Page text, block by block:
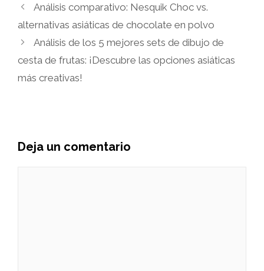
Análisis comparativo: Nesquik Choc vs.
alternativas asiáticas de chocolate en polvo
Análisis de los 5 mejores sets de dibujo de
cesta de frutas: ¡Descubre las opciones asiáticas
más creativas!
Deja un comentario